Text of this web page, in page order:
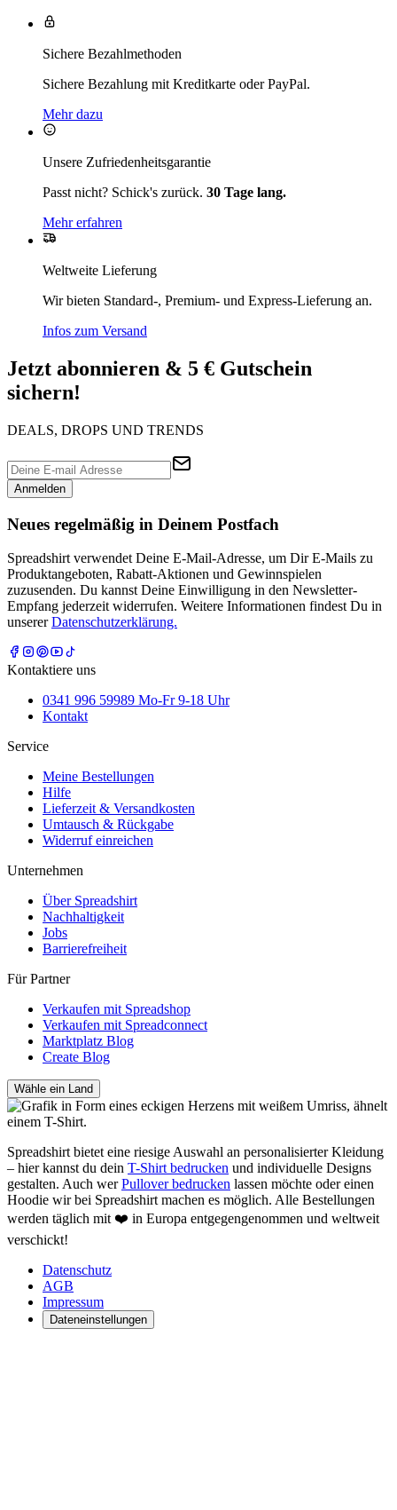
Sichere Bezahlmethoden
Sichere Bezahlung mit Kreditkarte oder PayPal.
Mehr dazu
Unsere Zufriedenheitsgarantie
Passt nicht? Schick's zurück. 30 Tage lang.
Mehr erfahren
Weltweite Lieferung
Wir bieten Standard-, Premium- und Express-Lieferung an.
Infos zum Versand
Jetzt abonnieren & 5 € Gutschein
sichern!
DEALS, DROPS UND TRENDS
Anmelden
Neues regelmäßig in Deinem Postfach
Spreadshirt verwendet Deine E-Mail-Adresse, um Dir E-Mails zu
Produktangeboten, Rabatt-Aktionen und Gewinnspielen
zuzusenden. Du kannst Deine Einwilligung in den Newsletter-
Empfang jederzeit widerrufen. Weitere Informationen findest Du in
unsererDatenschutzerklärung.
Kontaktiere uns
0341 996 59989 Mo-Fr 9-18 Uhr
Kontakt
Service
Meine Bestellungen
Hilfe
Lieferzeit & Versandkosten
Umtausch & Rückgabe
Widerruf einreichen
Unternehmen
Über Spreadshirt
Nachhaltigkeit
Jobs
Barrierefreiheit
Für Partner
Verkaufen mit Spreadshop
Verkaufen mit Spreadconnect
Marktplatz Blog
Create Blog
Wähle ein Land
Spreadshirt bietet eine riesige Auswahl an personalisierter Kleidung
– hier kannst du dein T-Shirt bedrucken und individuelle Designs
gestalten. Auch werPullover bedrucken lassen möchte oder einen
Hoodie wir bei Spreadshirt machen es möglich. Alle Bestellungen
werden täglich mit ❤️ in Europa entgegengenommen und weltweit
verschickt!
Datenschutz
AGB
Impressum
Dateneinstellungen